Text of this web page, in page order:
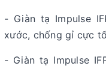
- Giàn tạ Impulse
xước, chống gỉ cực
- Giàn tạ Impulse